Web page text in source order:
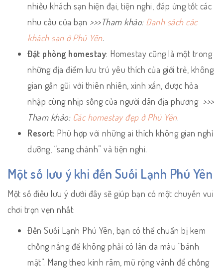
nhiều khách sạn hiện đại, tiện nghi, đáp ứng tốt các
nhu cầu của bạn >>>Tham khảo: Danh sách các
khách sạn ở Phú Yên.
Đặt phòng homestay: Homestay cũng là một trong
những địa điểm lưu trú yêu thích của giới trẻ, không
gian gần gũi với thiên nhiên, xinh xắn, được hòa
nhập cùng nhịp sống của người dân địa phương >>>
Tham khảo: Các homestay đẹp ở Phú Yên.
Resort: Phù hợp với những ai thích không gian nghỉ
dưỡng, “sang chảnh” và tiện nghi.
Một số lưu ý khi đến Suối Lạnh Phú Yên
Một số điều lưu ý dưới đây sẽ giúp bạn có một chuyến vui
chơi trọn vẹn nhất:
Đến Suối Lạnh Phú Yên, bạn có thể chuẩn bị kem
chống nắng để không phải có làn da màu “bánh
mật”. Mang theo kính râm, mũ rộng vành để chống